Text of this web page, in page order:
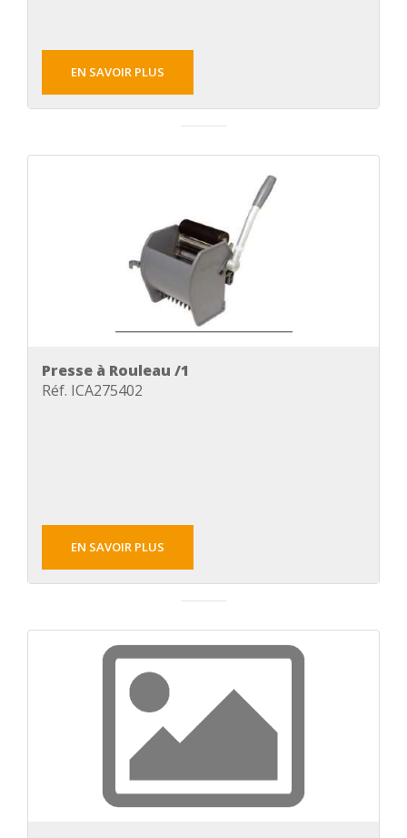
EN SAVOIR PLUS
Presse à Rouleau /1
Réf. ICA275402
EN SAVOIR PLUS